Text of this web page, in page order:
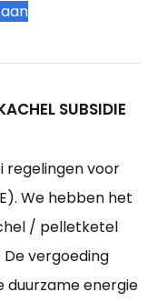
SUBSIDIE
regelingen voor
We hebben het
/ pelletketel
vergoeding
duurzame energie